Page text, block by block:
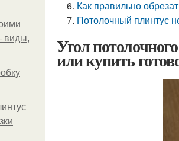
виды,
Как правильно
Потолочный плинтус
Угол
или купить